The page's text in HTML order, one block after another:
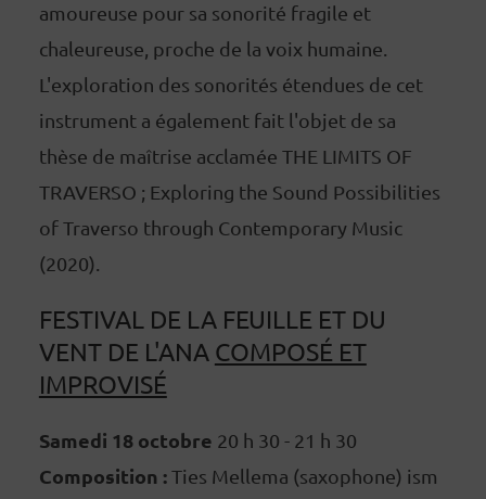
amoureuse pour sa sonorité fragile et
chaleureuse, proche de la voix humaine.
L'exploration des sonorités étendues de cet
instrument a également fait l'objet de sa
thèse de maîtrise acclamée THE LIMITS OF
TRAVERSO ; Exploring the Sound Possibilities
of Traverso through Contemporary Music
(2020).
FESTIVAL DE LA FEUILLE ET DU
VENT DE L'ANA COMPOSÉ ET
IMPROVISÉ
Samedi 18 octobre 20 h 30 - 21 h 30
Composition :Ties Mellema (saxophone) ism